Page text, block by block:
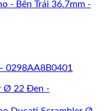
0298AA8B0401